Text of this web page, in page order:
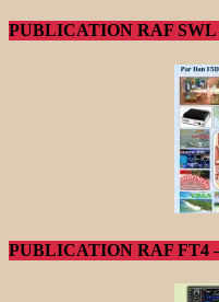
PUBLICATION RAF SWL
PUBLICATION RAF FT4